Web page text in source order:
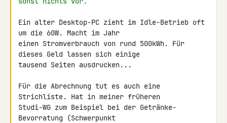
Ein alter Desktop-PC zieht im Idle-Betrieb oft
um die 60W. Macht im Jahr
einen Stromverbrauch von rund 500kWh. Für
dieses Geld lassen sich einige
tausend Seiten ausdrucken...
Für die Abrechnung tut es auch eine
Strichliste. Hat in meiner früheren
Studi-WG zum Beispiel bei der Getränke-
Bevorratung (Schwerpunkt